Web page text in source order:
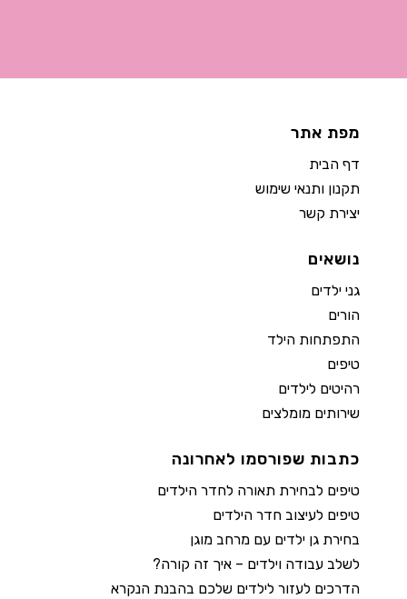
מפת אתר
דף הבית
תקנון ותנאי שימוש
יצירת קשר
נושאים
גני ילדים
הורים
התפתחות הילד
טיפים
רהיטים לילדים
שירותים מומלצים
כתבות שפורסמו לאחרונה
טיפים לבחירת תאורה לחדר הילדים
טיפים לעיצוב חדר הילדים
בחירת גן ילדים עם מרחב מוגן
לשלב עבודה וילדים – איך זה קורה?
הדרכים לעזור לילדים שלכם בהבנת הנקרא